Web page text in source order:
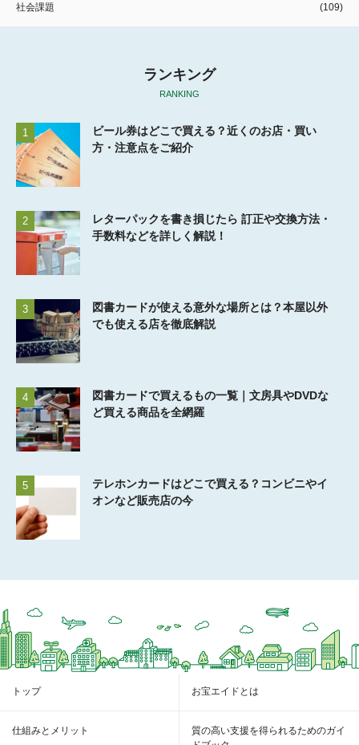
社会課題 (109)
ランキング
RANKING
1
ビール券はどこで買える？近くのお店・買い
方・注意点をご紹介
2
レターパックを書き損じたら 訂正や交換方法・
手数料などを詳しく解説！
3
図書カードが使える意外な場所とは？本屋以外
でも使える店を徹底解説
4
図書カードで買えるもの一覧｜文房具やDVDな
ど買える商品を全網羅
5
テレホンカードはどこで買える？コンビニやイ
オンなど販売店の今
トップ お宝エイドとは
仕組みとメリット
質の高い支援を得られるためのガイ